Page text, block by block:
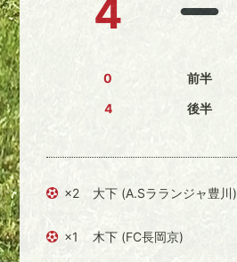
4
0
4
前半
後半
大下 (A.Sラランジャ豊川)
×2
木下 (FC長岡京)
×1